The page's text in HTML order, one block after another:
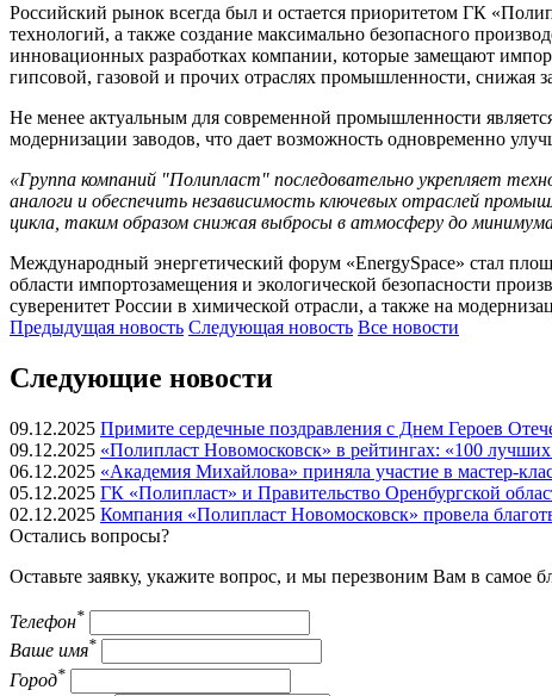
Российский рынок всегда был и остается приоритетом ГК
технологий, а также создание максимально безопасного
инновационных разработках компании, которые замещают
гипсовой, газовой и прочих отраслях промышленности, снижая
Не менее актуальным для современной промышленности
модернизации заводов, что дает возможность одновременно
«Группа компаний "Полипласт" последовательно укрепляет
аналоги и обеспечить независимость ключевых отраслей
цикла, таким образом снижая выбросы в атмосферу до
Международный энергетический форум «EnergySpacе» стал
области импортозамещения и экологической безопасности
суверенитет России в химической отрасли, а также на
Предыдущая новость Следующая новость Все новости
Следующие новости
09.12.2025 Примите сердечные поздравления c Днем Героев
09.12.2025 «Полипласт Новомосковск» в рейтингах: «100
06.12.2025 «Академия Михайлова» приняла участие в мастер-
05.12.2025 ГК «Полипласт» и Правительство Оренбургской
02.12.2025 Компания «Полипласт Новомосковск» провела
Остались вопросы?
Оставьте заявку, укажите вопрос, и мы перезвоним Вам в самое
Телефон*
Ваше имя*
Город*